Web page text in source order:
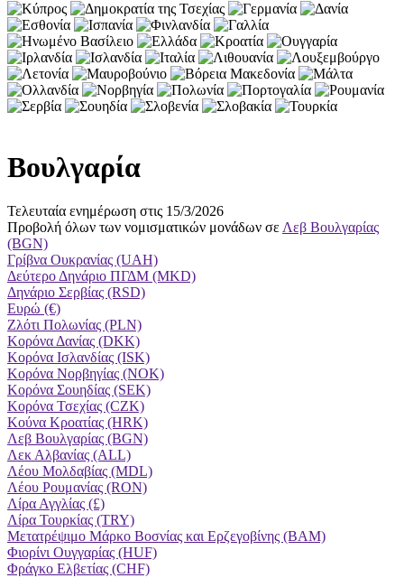
Βουλγαρία
Τελευταία ενημέρωση στις 15/3/2026
Προβολή όλων των νομισματικών μονάδων σε Λεβ Βουλγαρίας
(BGN)
Γρίβνα Ουκρανίας (UAH)
Δεύτερο Δηνάριο ΠΓΔΜ (MKD)
Δηνάριο Σερβίας (RSD)
Ευρώ (€)
Ζλότι Πολωνίας (PLN)
Κορόνα Δανίας (DKK)
Κορόνα Ισλανδίας (ISK)
Κορόνα Νορβηγίας (NOK)
Κορόνα Σουηδίας (SEK)
Κορόνα Τσεχίας (CZK)
Κούνα Κροατίας (HRK)
Λεβ Βουλγαρίας (BGN)
Λεκ Αλβανίας (ALL)
Λέου Μολδαβίας (MDL)
Λέου Ρουμανίας (RON)
Λίρα Αγγλίας (£)
Λίρα Τουρκίας (TRY)
Μετατρέψιμο Μάρκο Βοσνίας και Ερζεγοβίνης (BAM)
Φιορίνι Ουγγαρίας (HUF)
Φράγκο Ελβετίας (CHF)